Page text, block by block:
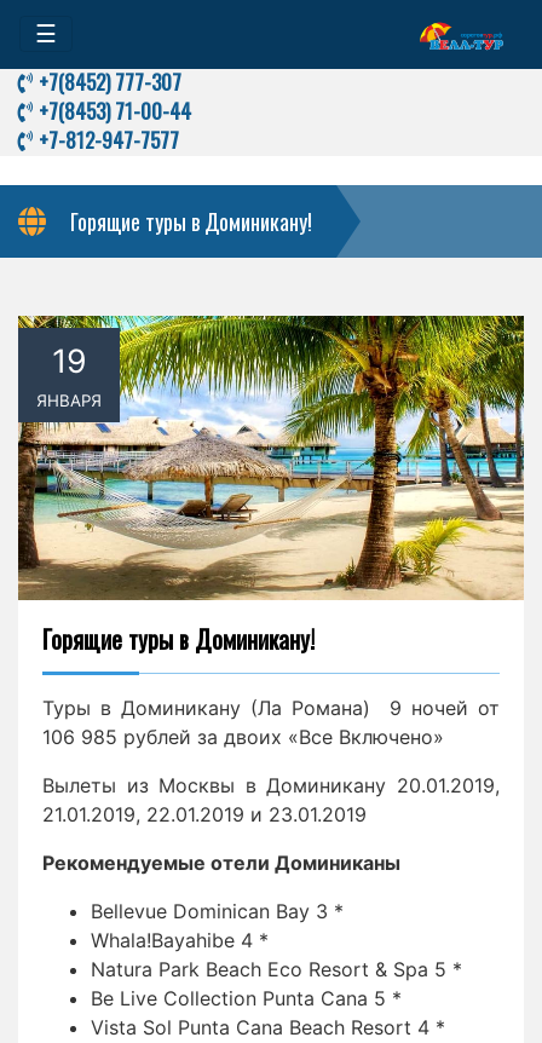
☰
+7(8452) 777-307
+7(8453) 71-00-44
+7-812-947-7577
Горящие туры в Доминикану!
Горящие туры в Доминикану!
Туры в Доминикану (Ла Романа) 9 ночей от
106 985 рублей за двоих «Все Включено»
Вылеты из Москвы в Доминикану 20.01.2019,
21.01.2019, 22.01.2019 и 23.01.2019
Рекомендуемые отели Доминиканы
Bellevue Dominican Bay 3 *
Whala!Bayahibe 4 *
Natura Park Beach Eco Resort & Spa 5 *
Be Live Collection Punta Cana 5 *
Vista Sol Punta Cana Beach Resort 4 *
19
ЯНВАРЯ